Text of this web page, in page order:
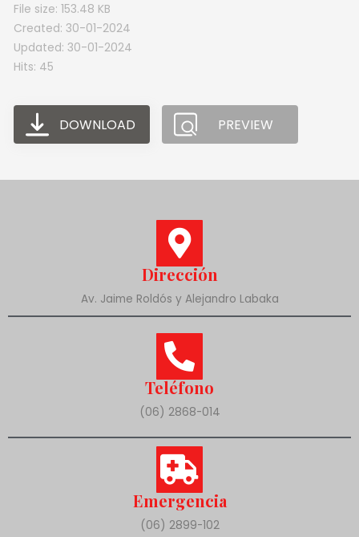
File size: 153.48 KB
Created: 30-01-2024
Updated: 30-01-2024
Hits: 45
DOWNLOAD PREVIEW
Dirección
Av. Jaime Roldós y Alejandro Labaka
Teléfono
(06) 2868-014
Emergencia
(06) 2899-102